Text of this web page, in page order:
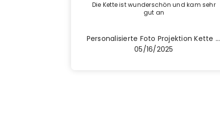
Die Kette ist wunderschön und kam sehr
gut an
Personalisierte Foto Projektion Kette mit Foto drin im Stein - Rund und Hundepfote
05/16/2025